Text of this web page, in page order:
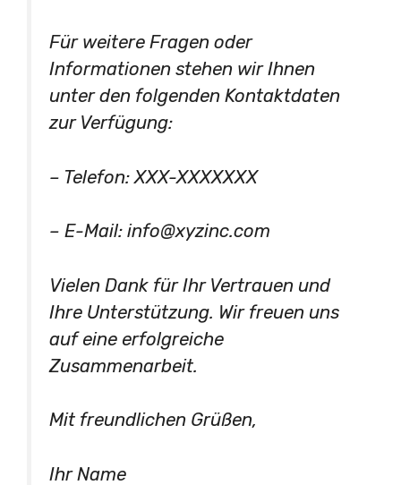
Für weitere Fragen oder
Informationen stehen wir Ihnen
unter den folgenden Kontaktdaten
zur Verfügung:
– Telefon: XXX-XXXXXXX
– E-Mail: info@xyzinc.com
Vielen Dank für Ihr Vertrauen und
Ihre Unterstützung. Wir freuen uns
auf eine erfolgreiche
Zusammenarbeit.
Mit freundlichen Grüßen,
Ihr Name